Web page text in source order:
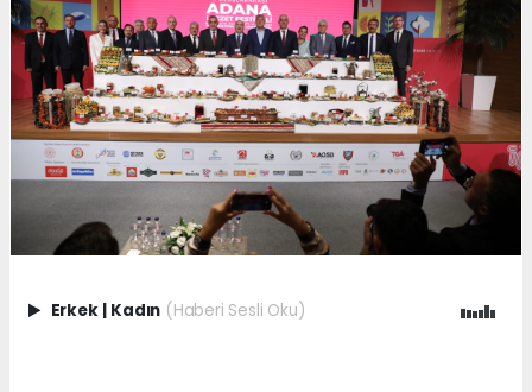
Erkek | Kadın (Haberi Sesli Oku)